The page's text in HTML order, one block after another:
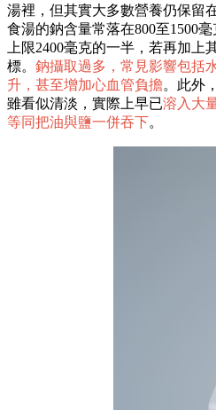
湯裡，但其實大多數營養仍保留
食湯的鈉含量常落在800至1500
上限2400毫克的一半，若再加上
標。 鈉攝取過多，常見影響包括
升，甚至增加心血管負擔。此外，
雖看似清淡，實際上早已溶入大
等同把油與鹽一併吞下。